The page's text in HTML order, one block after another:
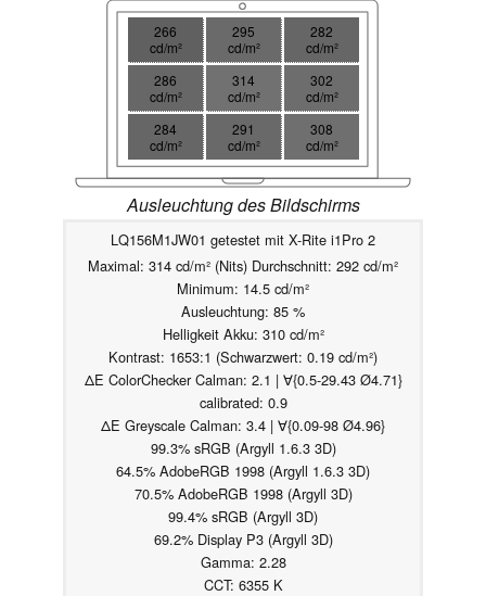
266
cd/m²
295
cd/m²
282
cd/m²
286
cd/m²
314
cd/m²
302
cd/m²
284
cd/m²
291
cd/m²
308
cd/m²
Ausleuchtung des Bildschirms
LQ156M1JW01 getestet mit X-Rite i1Pro 2
Maximal: 314 cd/m² (Nits) Durchschnitt: 292 cd/m²
Minimum: 14.5 cd/m²
Ausleuchtung: 85 %
Helligkeit Akku: 310 cd/m²
Kontrast: 1653:1 (Schwarzwert: 0.19 cd/m²)
ΔE ColorChecker Calman: 2.1 | ∀{0.5-29.43 Ø4.71}
calibrated: 0.9
ΔE Greyscale Calman: 3.4 | ∀{0.09-98 Ø4.96}
99.3% sRGB (Argyll 1.6.3 3D)
64.5% AdobeRGB 1998 (Argyll 1.6.3 3D)
70.5% AdobeRGB 1998 (Argyll 3D)
99.4% sRGB (Argyll 3D)
69.2% Display P3 (Argyll 3D)
Gamma: 2.28
CCT: 6355 K